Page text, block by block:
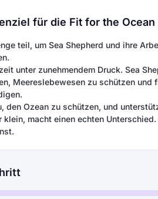
für die Fit for the
teil, um Sea Shepherd und ihre
unter zunehmendem Druck. Sea
Meereslebewesen zu schützen
den Ozean zu schützen, und
macht einen echten Unterschied.